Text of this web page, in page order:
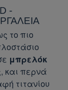
-
το πιο
μπρελόκ
, και περνά
τιτανίου